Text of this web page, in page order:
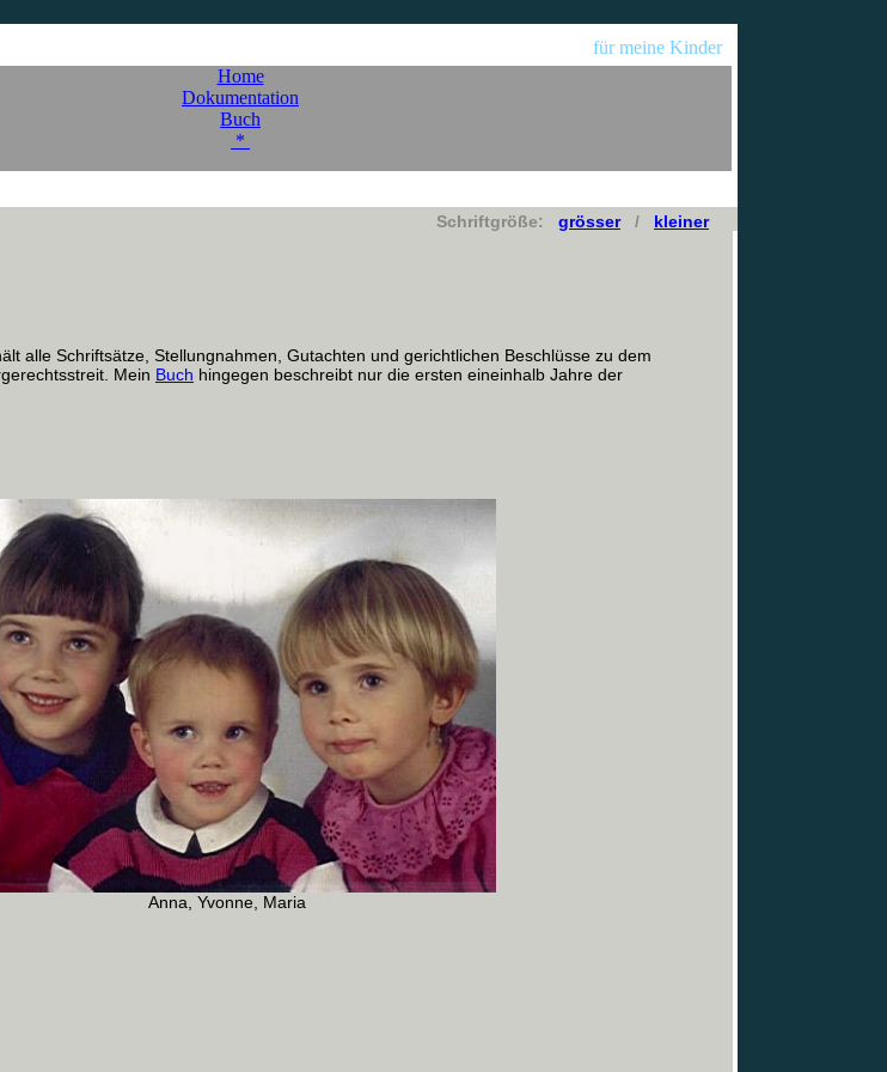
für meine Kinder
Home
Dokumentation
Buch
*
Schriftgröße: grösser/ kleiner
alle Schriftsätze, Stellungnahmen, Gutachten und gerichtlichen Beschlüsse zu dem
Mein Buch hingegen beschreibt nur die ersten eineinhalb Jahre der
Anna, Yvonne, Maria